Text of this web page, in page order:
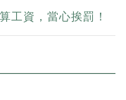
工資，當心挨罰！